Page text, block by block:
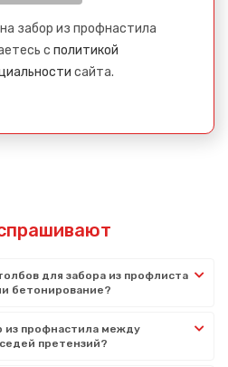
забор из профнастила
с политикой
сайта.
для забора из профлиста
бетонирование?
из профнастила между
претензий?